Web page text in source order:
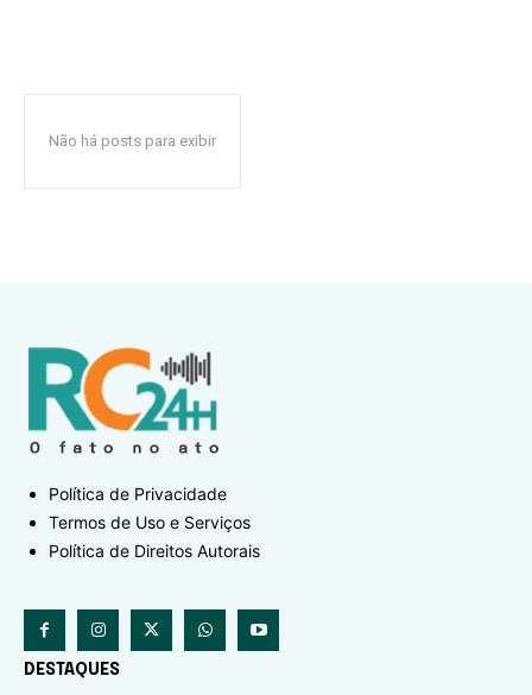
Não há posts para exibir
Política de Privacidade
Termos de Uso e Serviços
Política de Direitos Autorais
DESTAQUES